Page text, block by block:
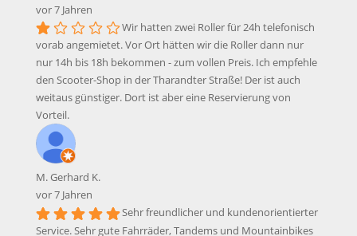
vor 7 Jahren
Wir hatten zwei Roller für 24h telefonisch
vorab angemietet. Vor Ort hätten wir die Roller dann nur
nur 14h bis 18h bekommen - zum vollen Preis. Ich empfehle
den Scooter-Shop in der Tharandter Straße! Der ist auch
weitaus günstiger. Dort ist aber eine Reservierung von
Vorteil.
M. Gerhard K.
vor 7 Jahren
Sehr freundlicher und kundenorientierter
Service. Sehr gute Fahrräder, Tandems und Mountainbikes